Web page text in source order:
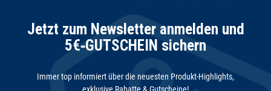
Jetzt zum Newsletter anmelden und
5€‑GUTSCHEIN sichern
Immer top informiert über die neuesten Produkt-Highlights,